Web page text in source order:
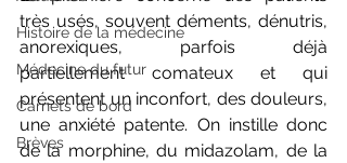
Histoire de la médecine
Médecine du futur
Carnets de bord
Brèves
très usés, souvent déments, dénutris,
anorexiques, parfois déjà
partiellement comateux et qui
présentent un inconfort, des douleurs,
une anxiété patente. On instille donc
de la morphine, du midazolam, de la